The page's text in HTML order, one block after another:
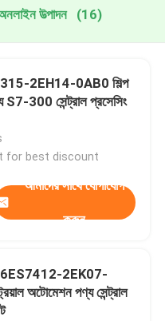
উত্পাদন (16)
2EH14-0AB0 শিল্প
300 সেন্ট্রাল প্রসেসিং
for best discount
আমাদের সাথে যোগাযোগ
করুন
6ES7412-2EK07-
অটোমেশন পণ্য সেন্ট্রাল